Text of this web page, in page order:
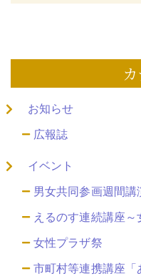
お知らせ
広報誌
イベント
男女共同参画週間講
えるのす連続講座～
女性プラザ祭
市町村等連携講座「